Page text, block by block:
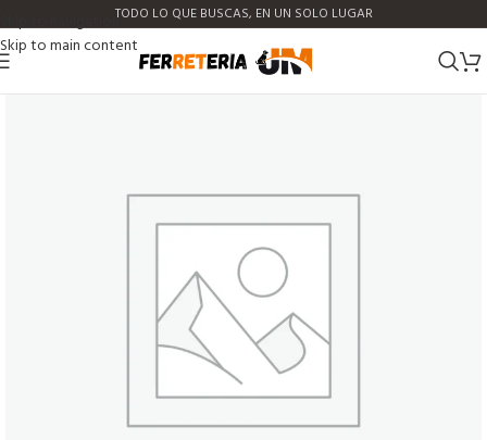
Skip to navigation
Skip to main content
TODO LO QUE BUSCAS, EN UN SOLO LUGAR